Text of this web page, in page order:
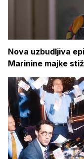
Nova uzbudljiva
Marinine majke